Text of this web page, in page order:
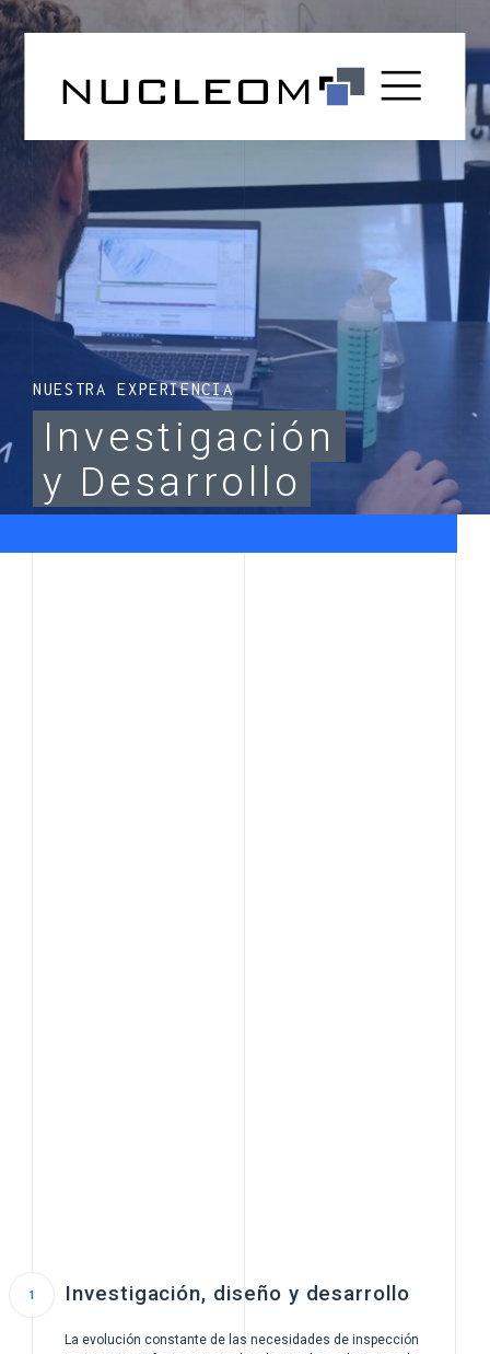
NUESTRA EXPERIENCIA
Investigación
y Desarrollo
Investigación, diseño y desarrollo
La evolución constante de las necesidades de inspección